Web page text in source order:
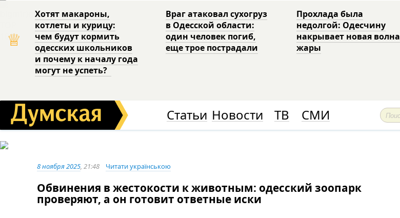
♕
Хотят макароны,
котлеты и курицу:
чем будут кормить
одесских школьников
и почему к началу года
могут не успеть?
Враг атаковал сухогруз
в Одесской области:
один человек погиб,
еще трое пострадали
Прохлада была
недолгой: Одесчину
накрывает новая волна
жары
Статьи Новости ТВ СМИ
8 ноября 2025, 21:48 Читати українською
Обвинения в жестокости к животным: одесский зоопарк
проверяют, а он готовит ответные иски